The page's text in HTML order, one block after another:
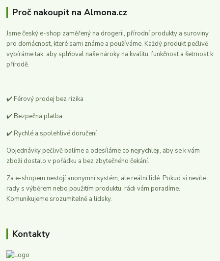
Proč nakoupit na Almona.cz
Jsme český e-shop zaměřený na drogerii, přírodní produkty a suroviny
pro domácnost, které sami známe a používáme. Každý produkt pečlivě
vybíráme tak, aby splňoval naše nároky na kvalitu, funkčnost a šetrnost k
přírodě.
✔️ Férový prodej bez rizika
✔️ Bezpečná platba
✔️ Rychlé a spolehlivé doručení
Objednávky pečlivě balíme a odesíláme co nejrychleji, aby se k vám
zboží dostalo v pořádku a bez zbytečného čekání.
Za e-shopem nestojí anonymní systém, ale reální lidé. Pokud si nevíte
rady s výběrem nebo použitím produktu, rádi vám poradíme.
Komunikujeme srozumitelně a lidsky.
Kontakty